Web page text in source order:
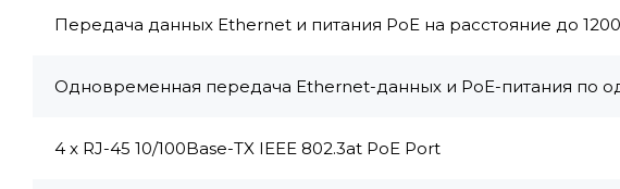
Передача данных Ethernet и питания РоЕ на расстояние до
Одновременная передача Ethernet-данных и PoE-питания по
4 x RJ-45 10/100Base-TX IEEE 802.3at PoE Port